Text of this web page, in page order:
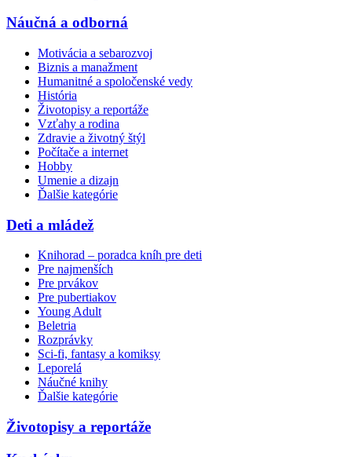
Náučná a odborná
Motivácia a sebarozvoj
Biznis a manažment
Humanitné a spoločenské vedy
História
Životopisy a reportáže
Vzťahy a rodina
Zdravie a životný štýl
Počítače a internet
Hobby
Umenie a dizajn
Ďalšie kategórie
Deti a mládež
Knihorad – poradca kníh pre deti
Pre najmenších
Pre prvákov
Pre pubertiakov
Young Adult
Beletria
Rozprávky
Sci-fi, fantasy a komiksy
Leporelá
Náučné knihy
Ďalšie kategórie
Životopisy a reportáže